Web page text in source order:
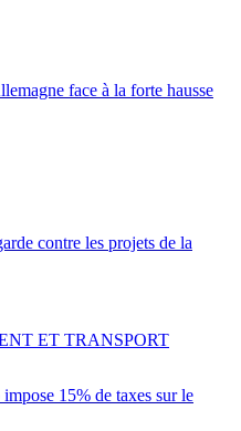
face à la forte hausse
contre les projets de la
15% de taxes sur le
ET TRANSPORT